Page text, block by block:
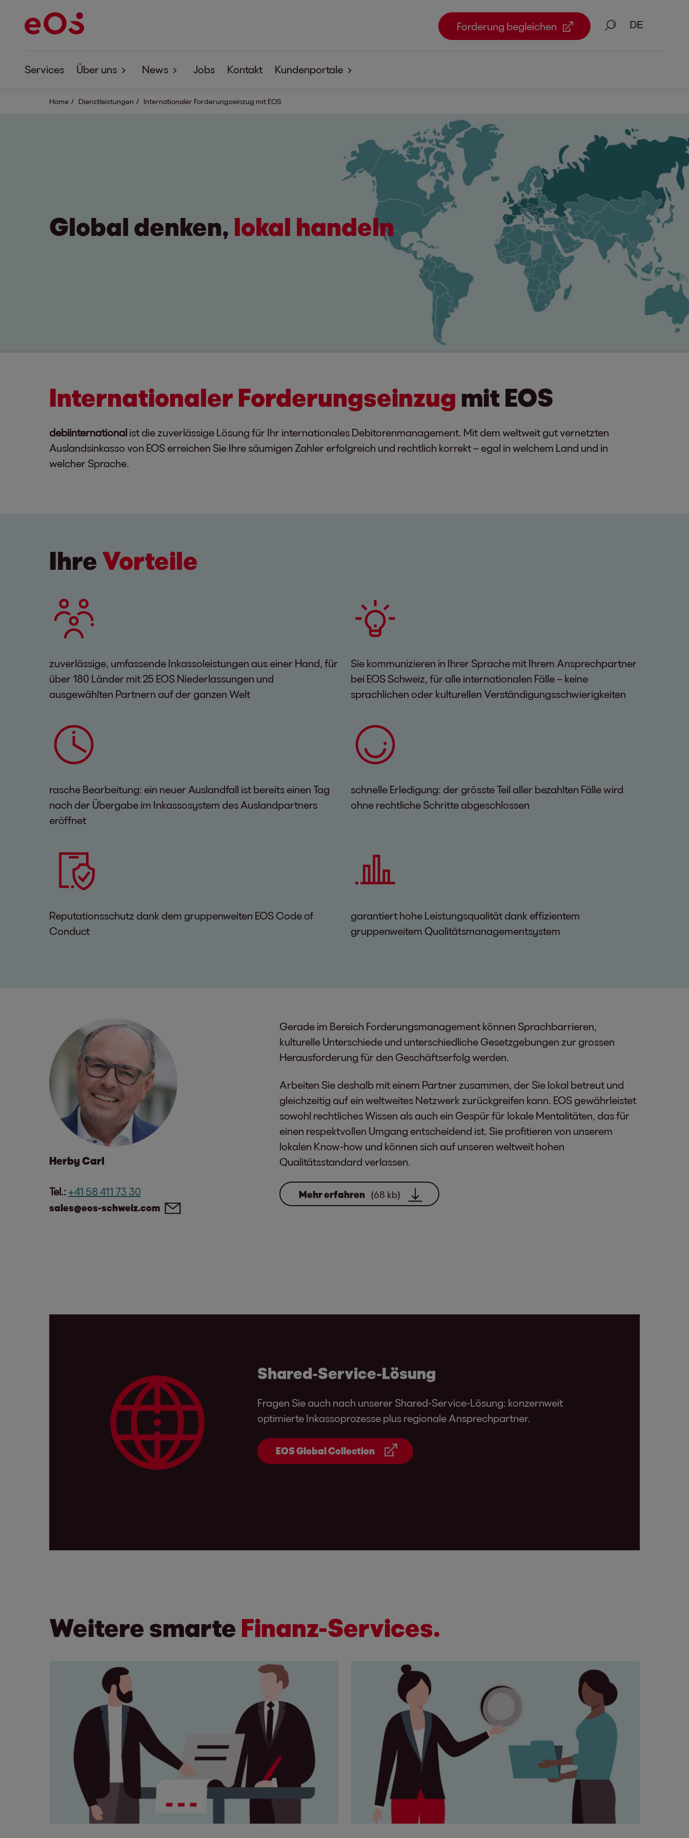
Forderung begleichen Suche
Services Über uns
Über EOS
News
News
Jobs Kontakt Kundenportale
Home Dienstleistungen Internationaler Forderungseinzug mit EOS
Global denken, lokal handeln
Internationaler Forderungseinzug mit EOS
debiinternational ist die zuverlässige Lösung für Ihr internationales Debitorenmanagement. Mit dem weltweit gut vernetzten
Auslandsinkasso von EOS erreichen Sie Ihre säumigen Zahler erfolgreich und rechtlich korrekt – egal in welchem Land und in
welcher Sprache.
IhreVorteile
zuverlässige, umfassende Inkassoleistungen aus einer Hand, für
über 180 Länder mit 25 EOS Niederlassungen und
ausgewählten Partnern auf der ganzen Welt
Sie kommunizieren in Ihrer Sprache mit Ihrem Ansprechpartner
bei EOS Schweiz, für alle internationalen Fälle – keine
sprachlichen oder kulturellen Verständigungsschwierigkeiten
rasche Bearbeitung: ein neuer Auslandfall ist bereits einen Tag
nach der Übergabe im Inkassosystem des Auslandpartners
eröffnet
schnelle Erledigung: der grösste Teil aller bezahlten Fälle wird
ohne rechtliche Schritte abgeschlossen
Reputationsschutz dank dem gruppenweiten EOS Code of
Conduct
garantiert hohe Leistungsqualität dank effizientem
gruppenweitem Qualitätsmanagementsystem
Herby Carl
Tel.: +41 58 411 73 30
sales@eos-schweiz.com
Gerade im Bereich Forderungsmanagement können Sprachbarrieren,
kulturelle Unterschiede und unterschiedliche Gesetzgebungen zur grossen
Herausforderung für den Geschäftserfolg werden.
Arbeiten Sie deshalb mit einem Partner zusammen, der Sie lokal betreut und
gleichzeitig auf ein weltweites Netzwerk zurückgreifen kann. EOS gewährleistet
sowohl rechtliches Wissen als auch ein Gespür für lokale Mentalitäten, das für
einen respektvollen Umgang entscheidend ist. Sie profitieren von unserem
lokalen Know-how und können sich auf unseren weltweit hohen
Qualitätsstandard verlassen.
Mehr erfahren (68 kb)
Shared-Service-Lösung
Fragen Sie auch nach unserer Shared-Service-Lösung: konzernweit
optimierte Inkassoprozesse plus regionale Ansprechpartner.
EOS Global Collection
Weitere smarte Finanz-Services.